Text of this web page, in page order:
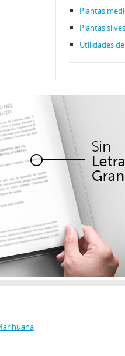
Plantas
Plantas
Utilidades